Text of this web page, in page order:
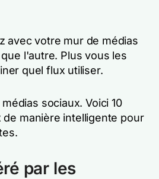
avec votre mur de médias
l'autre. Plus vous les
quel flux utiliser.
sociaux. Voici 10
manière intelligente pour
par les